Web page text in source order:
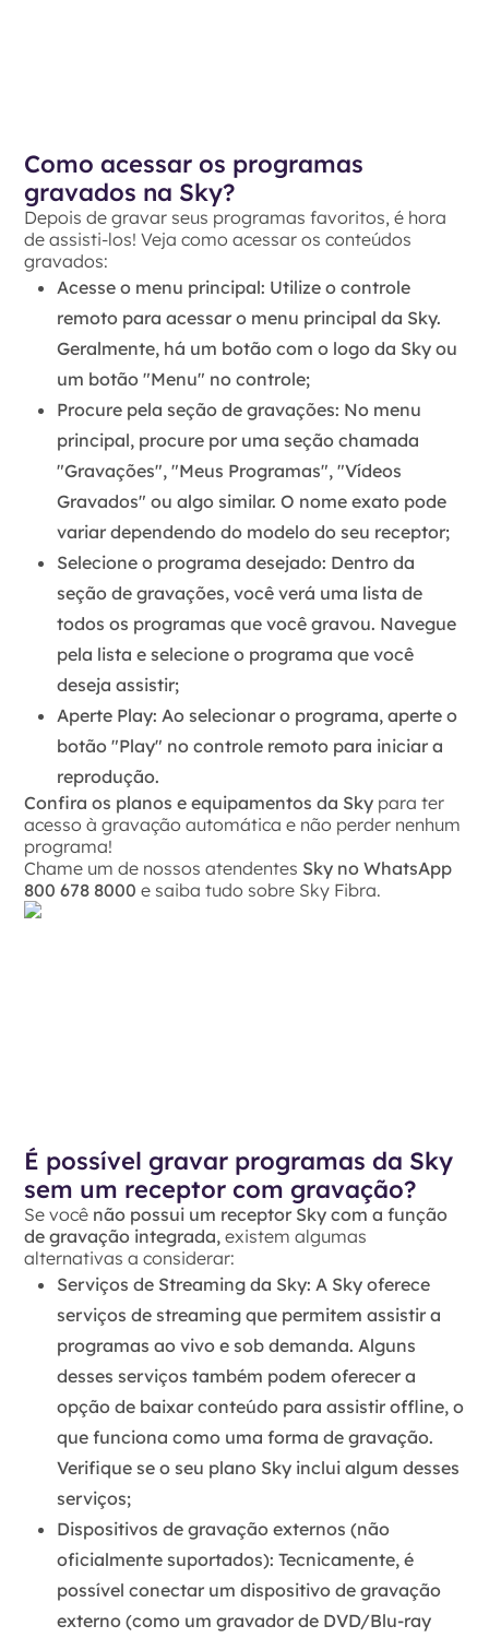
Como acessar os programas
gravados na Sky?
Depois de gravar seus programas favoritos, é hora
de assisti-los! Veja como acessar os conteúdos
gravados:
Acesse o menu principal: Utilize o controle
remoto para acessar o menu principal da Sky.
Geralmente, há um botão com o logo da Sky ou
um botão "Menu" no controle;
Procure pela seção de gravações: No menu
principal, procure por uma seção chamada
"Gravações", "Meus Programas", "Vídeos
Gravados" ou algo similar. O nome exato pode
variar dependendo do modelo do seu receptor;
Selecione o programa desejado: Dentro da
seção de gravações, você verá uma lista de
todos os programas que você gravou. Navegue
pela lista e selecione o programa que você
deseja assistir;
Aperte Play: Ao selecionar o programa, aperte o
botão "Play" no controle remoto para iniciar a
reprodução.
Confira os planos e equipamentos da Sky para ter
acesso à gravação automática e não perder nenhum
programa!
Chame um de nossos atendentes Sky no WhatsApp
800 678 8000 e saiba tudo sobre Sky Fibra.
É possível gravar programas da Sky
sem um receptor com gravação?
Se você não possui um receptor Sky com a função
de gravação integrada, existem algumas
alternativas a considerar:
Serviços de Streaming da Sky: A Sky oferece
serviços de streaming que permitem assistir a
programas ao vivo e sob demanda. Alguns
desses serviços também podem oferecer a
opção de baixar conteúdo para assistir offline, o
que funciona como uma forma de gravação.
Verifique se o seu plano Sky inclui algum desses
serviços;
Dispositivos de gravação externos (não
oficialmente suportados):Tecnicamente, é
possível conectar um dispositivo de gravação
externo (como um gravador de DVD/Blu-ray